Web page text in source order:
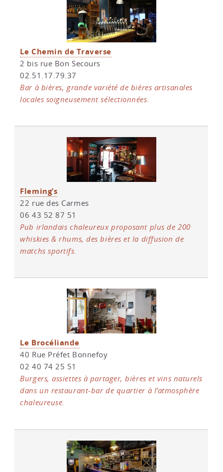
Le Chemin de Traverse
2 bis rue Bon Secours
02.51.17.79.37
Bar à bières, grande variété de bières artisanales
locales soigneusement sélectionnées.
Fleming’s
22 rue des Carmes
06 43 52 87 51
Pub irlandais chaleureux proposant plus de 200
whiskies & rhums, des bières et la diffusion de
matchs sportifs.
Le Brocéliande
40 Rue Préfet Bonnefoy
02 40 74 25 51
Burgers, assiettes à partager, bières et vins naturels
dans un restaurant-bar de quartier à l’atmosphère
chaleureuse.